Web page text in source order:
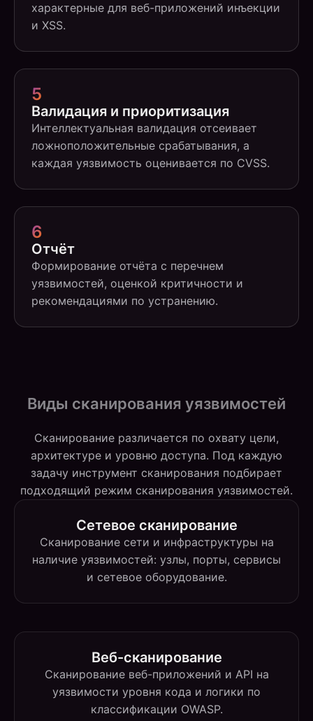
характерные для веб-приложений инъекции
и XSS.
5
Валидация и приоритизация
Интеллектуальная валидация отсеивает
ложноположительные срабатывания, а
каждая уязвимость оценивается по CVSS.
6
Отчёт
Формирование отчёта с перечнем
уязвимостей, оценкой критичности и
рекомендациями по устранению.
Виды сканирования уязвимостей
Сканирование различается по охвату цели,
архитектуре и уровню доступа. Под каждую
задачу инструмент сканирования подбирает
подходящий режим сканирования уязвимостей.
Сетевое сканирование
Сканирование сети и инфраструктуры на
наличие уязвимостей: узлы, порты, сервисы
и сетевое оборудование.
Веб-сканирование
Сканирование веб-приложений и API на
уязвимости уровня кода и логики по
классификации OWASP.